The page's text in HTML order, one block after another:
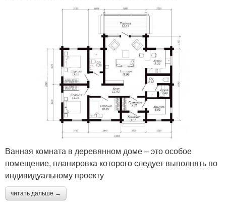
Ванная комната в деревянном доме – это особое
помещение, планировка которого следует выполнять по
индивидуальному проекту
читать дальше →